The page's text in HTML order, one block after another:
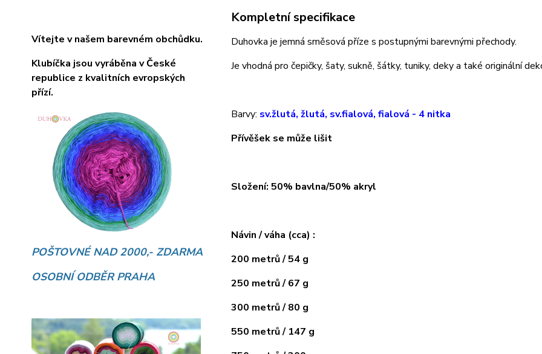
Vítejte v našem barevném obchůdku.
Klubíčka jsou vyráběna v České
republice z kvalitních evropských
přízí.
POŠTOVNÉ NAD 2000,- ZDARMA
OSOBNÍ ODBĚR PRAHA
Kompletní specifikace
Duhovka je jemná směsová příze s postupnými barevnými přechody.
Je vhodná pro čepičky, šaty, sukně, šátky, tuniky, deky a také originální
Barvy: sv.žlutá, žlutá, sv.fialová, fialová - 4 nitka
Přívěšek se může lišit
Složení: 50% bavlna/50% akryl
Návin / váha (cca) :
200 metrů / 54 g
250 metrů / 67 g
300 metrů / 80 g
550 metrů / 147 g